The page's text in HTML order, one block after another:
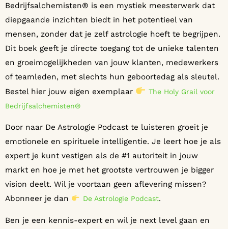
Bedrijfsalchemisten® is een mystiek meesterwerk dat
diepgaande inzichten biedt in het potentieel van
mensen, zonder dat je zelf astrologie hoeft te begrijpen.
Dit boek geeft je directe toegang tot de unieke talenten
en groeimogelijkheden van jouw klanten, medewerkers
of teamleden, met slechts hun geboortedag als sleutel.
Bestel hier jouw eigen exemplaar
The Holy Grail voor
Bedrijfsalchemisten®
Door naar De Astrologie Podcast te luisteren groeit je
emotionele en spirituele intelligentie. Je leert hoe je als
expert je kunt vestigen als de #1 autoriteit in jouw
markt en hoe je met het grootste vertrouwen je bigger
vision deelt. Wil je voortaan geen aflevering missen?
Abonneer je dan
De Astrologie Podcast.
Ben je een kennis-expert en wil je next level gaan en